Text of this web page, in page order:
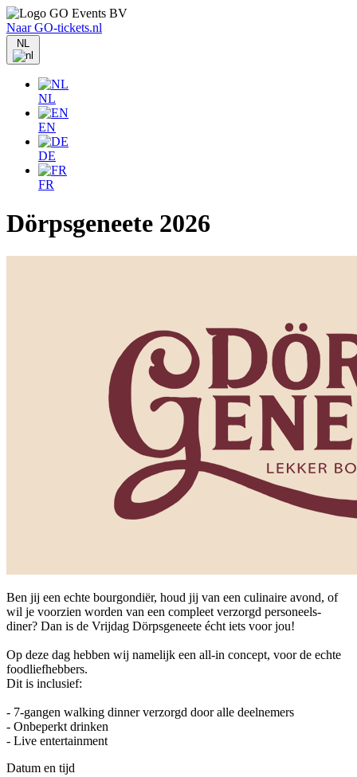
Naar GO-tickets.nl
NL
NL
EN
DE
FR
Dörpsgeneete 2026
Ben jij een echte bourgondiër, houd jij van een culinaire avond, of
wil je voorzien worden van een compleet verzorgd personeels-
diner? Dan is de Vrijdag Dörpsgeneete écht iets voor jou!
Op deze dag hebben wij namelijk een all-in concept, voor de echte
foodliefhebbers.
Dit is inclusief:
- 7-gangen walking dinner verzorgd door alle deelnemers
- Onbeperkt drinken
- Live entertainment
Datum en tijd